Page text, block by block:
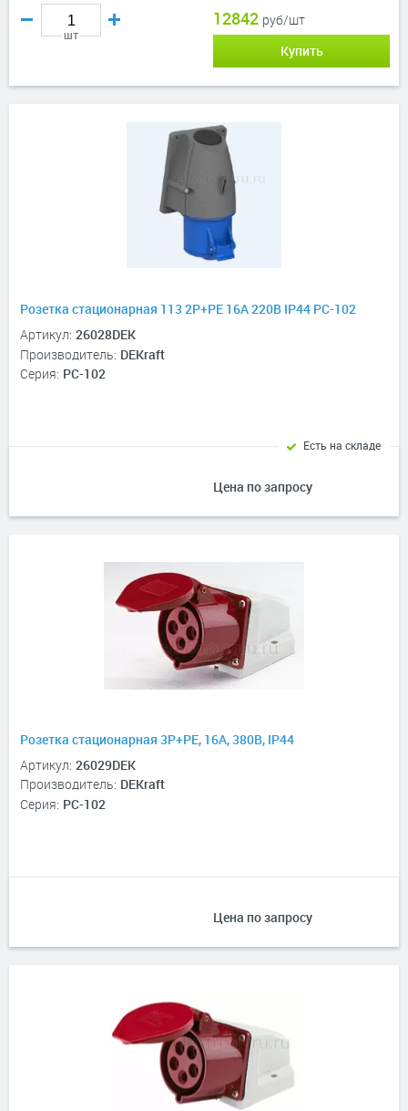
шт
12842 руб/шт
Купить
Розетка стационарная 113 2Р+РЕ 16А 220В IP44 РС-102
Артикул: 26028DEK
Производитель: DEKraft
Серия: РС-102
Цена по запросу
Есть на складе
Розетка стационарная 3Р+РЕ, 16А, 380В, IP44
Артикул: 26029DEK
Производитель: DEKraft
Серия: РС-102
Цена по запросу